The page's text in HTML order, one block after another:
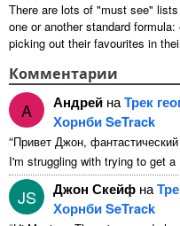
There are lots of "must see"
one or another standard
picking out their favourites in
Комментарии
A Андрей наТрек
Хорнби SeTrack
“Привет Джон,
I'm struggling with trying to get
JS Джон Скейф на
Хорнби SeTrack